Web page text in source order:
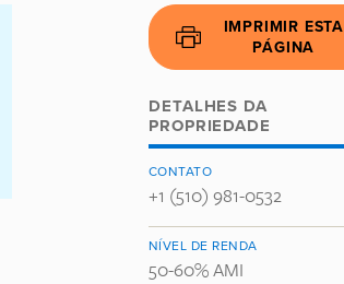
IMPRIMIR ESTA
PÁGINA
DETALHES DA
PROPRIEDADE
CONTATO
+1 (510) 981-0532
NÍVEL DE RENDA
50-60% AMI